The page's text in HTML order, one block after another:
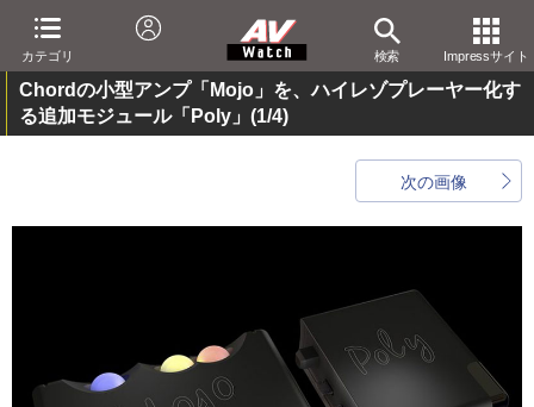
カテゴリ 検索 Impressサイト
Chordの小型アンプ「Mojo」を、ハイレゾプレーヤー化す
る追加モジュール「Poly」 (1/4)
次の画像